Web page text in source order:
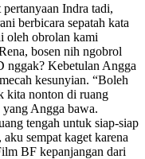
Indra tadi,
berbicara sepatah kata
oleh obrolan kami
bosen nih ngobrol
nggak? Kebetulan Angga
kesunyian. “Boleh
kita nonton di ruang
Angga bawa.
tengah untuk siap-siap
sempat kaget karena
BF kepanjangan dari